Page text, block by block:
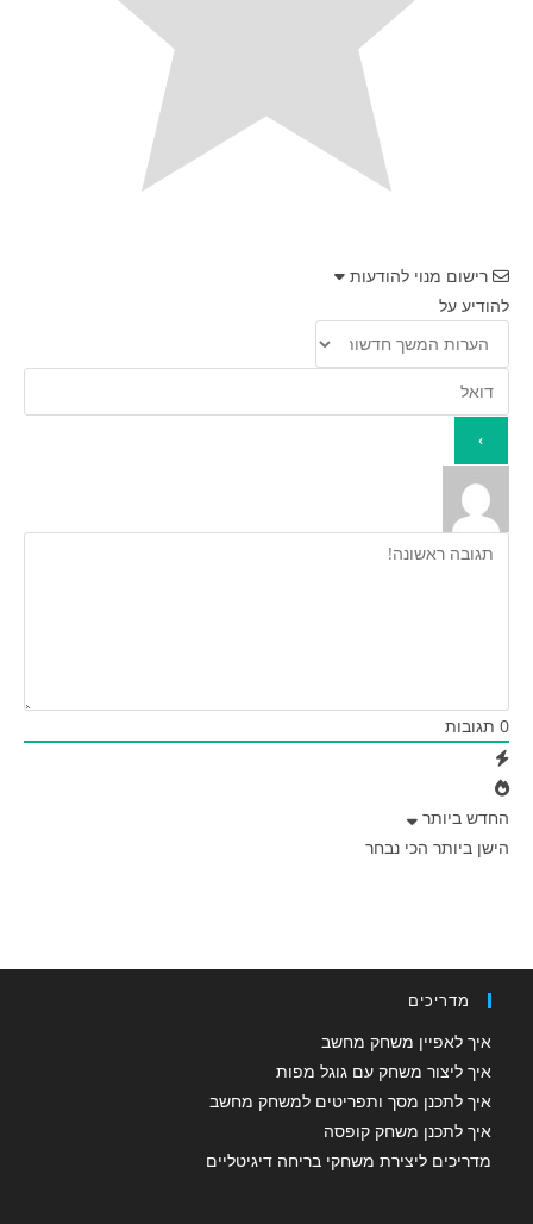
רישום מנוי להודעות
להודיע על
0 תגובות
החדש ביותר
הישן ביותר הכי נבחר
מדריכים
איך לאפיין משחק מחשב
איך ליצור משחק עם גוגל מפות
איך לתכנן מסך ותפריטים למשחק מחשב
איך לתכנן משחק קופסה
מדריכים ליצירת משחקי בריחה דיגיטליים